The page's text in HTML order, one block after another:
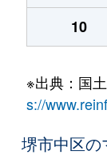
10
※出典：国
s://
堺市中区の